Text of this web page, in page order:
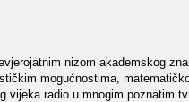
nizom akademskog
mogućnostima,
vijeka radio u mnogim poznatim